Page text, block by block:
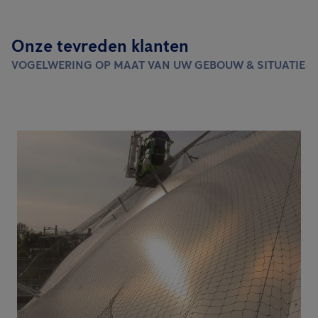
Onze tevreden klanten
VOGELWERING OP MAAT VAN UW GEBOUW & SITUATIE